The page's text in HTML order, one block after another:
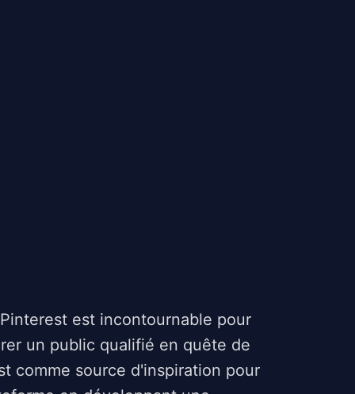
est incontournable pour
un public qualifié en quête de
comme source d'inspiration pour